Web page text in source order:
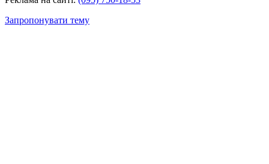
Запропонувати тему